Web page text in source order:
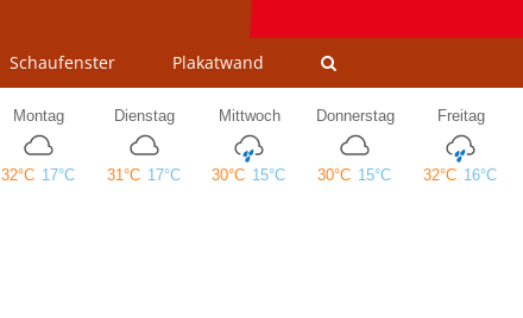
Schaufenster Plakatwand